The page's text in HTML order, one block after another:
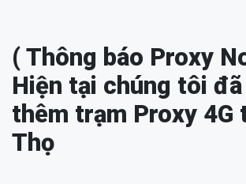
( Thông báo Proxy
Hiện tại chúng tôi
thêm trạm Proxy 4G
Thọ